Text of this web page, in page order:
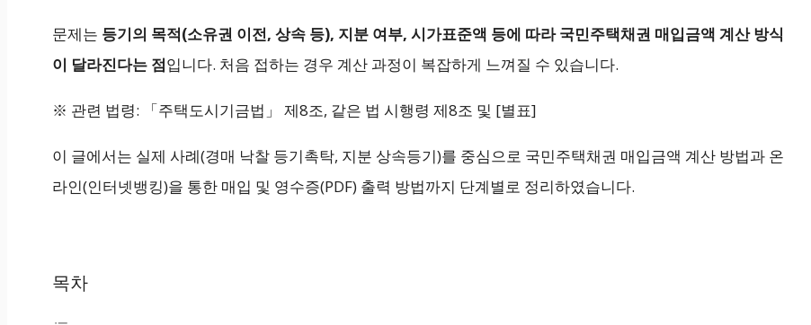
문제는 등기의 목적(소유권 이전, 상속 등), 지분 여부, 시가표준액 등에 따라 국민주택채권 매입금액 계산 방식
이 달라진다는 점입니다. 처음 접하는 경우 계산 과정이 복잡하게 느껴질 수 있습니다.
※ 관련 법령: 「주택도시기금법」 제8조, 같은 법 시행령 제8조 및 [별표]
이 글에서는 실제 사례(경매 낙찰 등기촉탁, 지분 상속등기)를 중심으로 국민주택채권 매입금액 계산 방법과 온
라인(인터넷뱅킹)을 통한 매입 및 영수증(PDF) 출력 방법까지 단계별로 정리하였습니다.
목차